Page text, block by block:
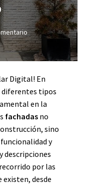
Digital! En
tipos
en la
fachadas no
sino
y
descripciones
por las
existen, desde